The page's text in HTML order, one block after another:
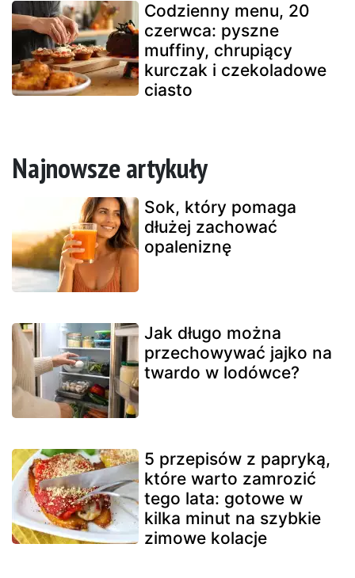
Codzienny menu, 20
czerwca: pyszne
muffiny, chrupiący
kurczak i czekoladowe
ciasto
Najnowsze artykuły
Sok, który pomaga
dłużej zachować
opaleniznę
Jak długo można
przechowywać jajko na
twardo w lodówce?
5 przepisów z papryką,
które warto zamrozić
tego lata: gotowe w
kilka minut na szybkie
zimowe kolacje